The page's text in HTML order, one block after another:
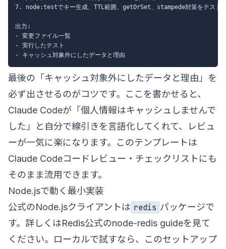
7. node:testでキー生成、TTL範囲、getOrSet、stampede対策をテスト
出力:
- 変更ファイル一覧
- 実行したテスト
最後の「キャッシュ対象外にしたデータと理由」を
必ず出させるのがコツです。ここを書かせると、
Claude Codeが「個人情報はキャッシュしませんで
した」と自分で線引きを言語化してくれて、レビュ
ーが一気に楽になります。このテンプレートは
Claude Codeコードレビュー・チェックリスト にも
そのまま流用できます。
Node.jsで動く最小実装
公式のNode.jsクライアントは redis パッケージで
す。詳しくはRedis公式のnode-redis guideを見て
ください。ローカルで試すなら、このセットアップ